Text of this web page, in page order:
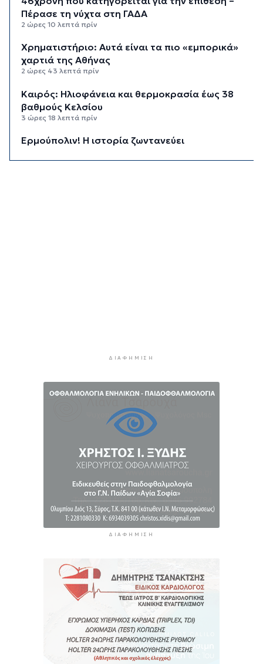
Πέρασε τη νύχτα στη ΓΑΔΑ
2 ώρες 10 λεπτά πρίν
Χρηματιστήριο: Αυτά είναι τα πιο «εμπορικά»
χαρτιά της Αθήνας
2 ώρες 43 λεπτά πρίν
Καιρός: Ηλιοφάνεια και θερμοκρασία έως 38
βαθμούς Κελσίου
3 ώρες 18 λεπτά πρίν
Ερμούπολιν! Η ιστορία ζωντανεύει
ΔΙΑΦΉΜΙΣΗ
ΔΙΑΦΉΜΙΣΗ